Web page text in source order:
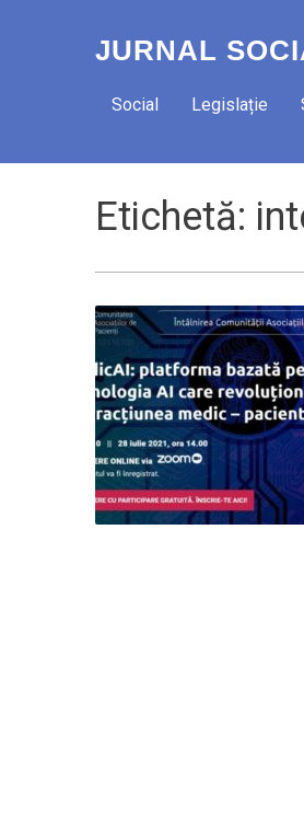
JURNAL
Social Legislație
Etichetă: